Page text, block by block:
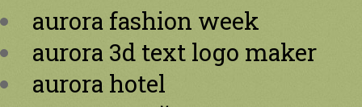
aurora fashion week
aurora 3d text logo maker
aurora hotel